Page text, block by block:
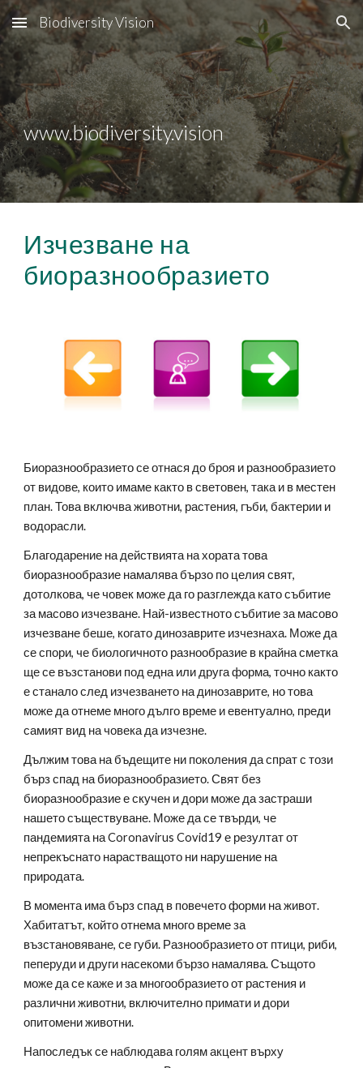
Skip to main content Skip to navigation
Biodiversity Vision
www.biodiversity.vision
Изчезване на
биоразнообразието
Биоразнообразието се отнася до броя и разнообразието
от видове, които имаме както в световен, така и в местен
план. Това включва животни, растения, гъби, бактерии и
водорасли.
Благодарение на действията на хората това
биоразнообразие намалява бързо по целия свят,
дотолкова, че човек може да го разглежда като събитие
за масово изчезване. Най-известното събитие за масово
изчезване беше, когато динозаврите изчезнаха. Може да
се спори, че биологичното разнообразие в крайна сметка
ще се възстанови под една или друга форма, точно както
е станало след изчезването на динозаврите, но това
може да отнеме много дълго време и евентуално, преди
самият вид на човека да изчезне.
Дължим това на бъдещите ни поколения да спрат с този
бърз спад на биоразнообразието. Свят без
биоразнообразие е скучен и дори може да застраши
нашето съществуване. Може да се твърди, че
пандемията на Coronavirus Covid19 е резултат от
непрекъснато нарастващото ни нарушение на
природата.
В момента има бърз спад в повечето форми на живот.
Хабитатът, който отнема много време за
възстановяване, се губи. Разнообразието от птици, риби,
пеперуди и други насекоми бързо намалява. Същото
може да се каже и за многообразието от растения и
различни животни, включително примати и дори
опитомени животни.
Напоследък се наблюдава голям акцент върху